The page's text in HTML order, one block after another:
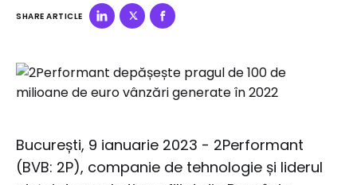
SHARE ARTICLE
București, 9 ianuarie 2023 - 2Performant
(BVB: 2P), companie de tehnologie și liderul